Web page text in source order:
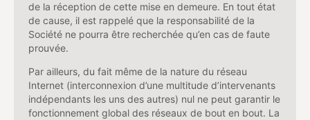
de la réception de cette mise en demeure. En tout état
de cause, il est rappelé que la responsabilité de la
Société ne pourra être recherchée qu’en cas de faute
prouvée.
Par ailleurs, du fait même de la nature du réseau
Internet (interconnexion d’une multitude d’intervenants
indépendants les uns des autres) nul ne peut garantir le
fonctionnement global des réseaux de bout en bout. La